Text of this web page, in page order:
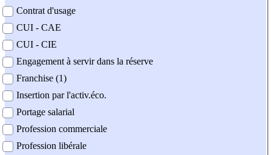
Contrat d'usage
CUI - CAE
CUI - CIE
Engagement à servir dans la réserve
Franchise (1)
Insertion par l'activ.éco.
Portage salarial
Profession commerciale
Profession libérale